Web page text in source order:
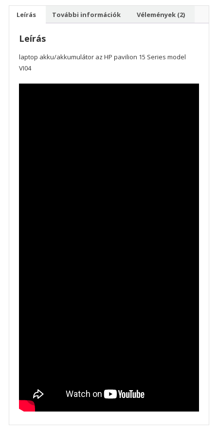
Leírás További információk Vélemények (2)
Leírás
laptop akku/akkumulátor az HP pavilion 15 Series model
VI04